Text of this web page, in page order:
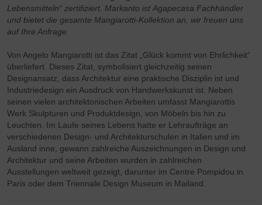
Lebensmitteln“ zertifiziert. Markanto ist Agapecasa Fachhändler
und bietet die gesamte Mangiarotti-Kollektion an, wir freuen uns
auf Ihre Anfrage.
Von Angelo Mangiarotti ist das Zitat „Glück kommt von Ehrlichkeit“
überliefert. Dieses Zitat, symbolisiert gleichzeitig seinen
Designansatz, dass Architektur eine praktische Disziplin ist und
Industriedesign ein Ausdruck von Handwerkskunst ist. Neben
seinen vielen architektonischen Arbeiten umfasst Mangiarottis
Werk Skulpturen und Produktdesign, von Möbeln bis hin zu
Leuchten. Im Laufe seines Lebens hatte er Lehraufträge an
verschiedenen Design- und Architekturschulen in Italien und im
Ausland inne, gewann zahlreiche Auszeichnungen in Design und
Architektur und seine Arbeiten wurden in zahlreichen
Ausstellungen weltweit gezeigt, darunter im Centre Pompidou in
Paris oder dem Triennale Design Museum in Mailand.